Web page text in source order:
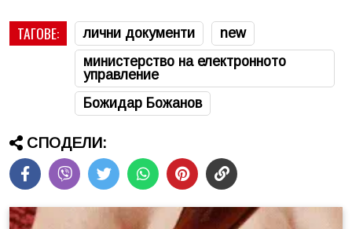
ТАГОВЕ: лични документи
new
министерство на електронното
управление
Божидар Божанов
СПОДЕЛИ: